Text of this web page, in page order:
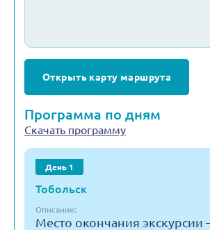
Открыть карту маршрута
Программа по дням
Скачать программу
День 1
Тобольск
Описание:
Место окончания экскурсии